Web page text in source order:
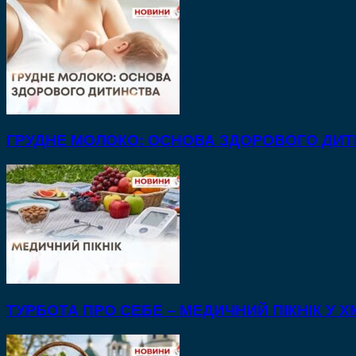
ГРУДНЕ МОЛОКО: ОСНОВА ЗДОРОВОГО
ТУРБОТА ПРО СЕБЕ – МЕДИЧНИЙ ПІКНІК У